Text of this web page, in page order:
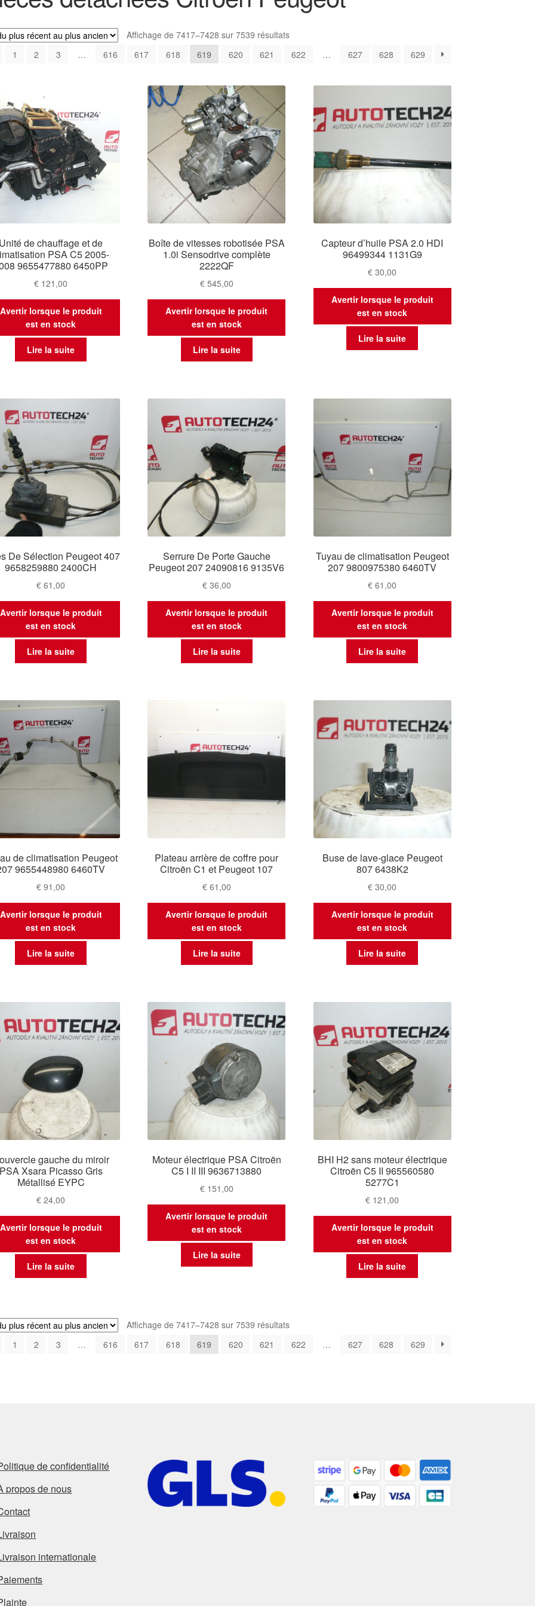
Affichage de 7417–7428 sur 7539 résultatsTrié
plus
ancien
1 2 3 … 616 617 618 619 620 621 622 … 627 628 629
de chauffage et de
PSA C5 2005-
9655477880 6450PP
€ 121,00
Avertir lorsque le produit
est en stock
Lire la suite
Boîte de vitesses robotisée PSA
1.0i Sensodrive complète
2222QF
€545,00
Avertir lorsque le produit
est en stock
Lire la suite
Capteur d’huile PSA 2.0 HDI
96499344 1131G9
€ 30,00
Avertir lorsque le produit
est en stock
Lire la suite
De Sélection Peugeot 407
9658259880 2400CH
€ 61,00
Avertir lorsque le produit
est en stock
Lire la suite
Serrure De Porte Gauche
Peugeot 207 24090816 9135V6
€36,00
Avertir lorsque le produit
est en stock
Lire la suite
Tuyau de climatisation Peugeot
207 9800975380 6460TV
€ 61,00
Avertir lorsque le produit
est en stock
Lire la suite
de climatisation Peugeot
9655448980 6460TV
€ 91,00
Avertir lorsque le produit
est en stock
Lire la suite
Plateau arrière de coffre pour
Citroën C1 et Peugeot 107
€61,00
Avertir lorsque le produit
est en stock
Lire la suite
Buse de lave-glace Peugeot
807 6438K2
€ 30,00
Avertir lorsque le produit
est en stock
Lire la suite
gauche du miroir
Xsara Picasso Gris
Métallisé EYPC
€ 24,00
Avertir lorsque le produit
est en stock
Lire la suite
Moteur électrique PSA Citroën
C5 I II III 9636713880
€151,00
Avertir lorsque le produit
est en stock
Lire la suite
BHI H2 sans moteur électrique
Citroën C5 II 965560580
5277C1
€ 121,00
Avertir lorsque le produit
est en stock
Lire la suite
Affichage de 7417–7428 sur 7539 résultatsTrié
plus
1 2 3 … 616 617 618 619 620 621 622 … 627 628 629
de confidentialité
propos de nous
internationale